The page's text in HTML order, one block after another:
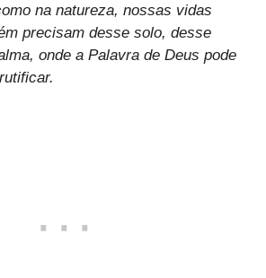
na natureza, nossas vidas
precisam desse solo, desse
onde a Palavra de Deus pode